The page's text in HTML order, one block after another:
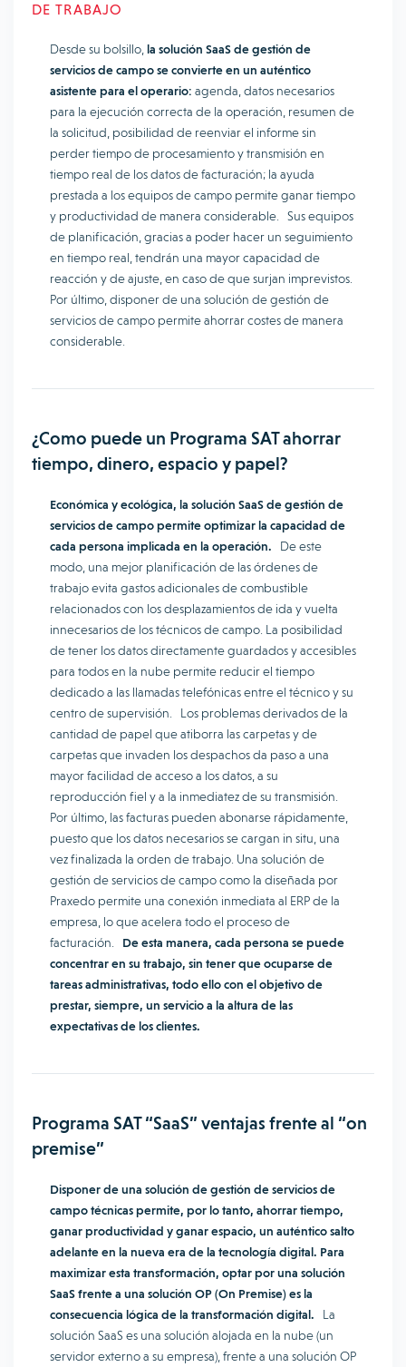
DE TRABAJO
Desde su bolsillo, la solución SaaS de gestión de
servicios de campo se convierte en un auténtico
asistente para el operario: agenda, datos necesarios
para la ejecución correcta de la operación, resumen de
la solicitud, posibilidad de reenviar el informe sin
perder tiempo de procesamiento y transmisión en
tiempo real de los datos de facturación; la ayuda
prestada a los equipos de campo permite ganar tiempo
y productividad de manera considerable. Sus equipos
de planificación, gracias a poder hacer un seguimiento
en tiempo real, tendrán una mayor capacidad de
reacción y de ajuste, en caso de que surjan imprevistos.
Por último, disponer de una solución de gestión de
servicios de campo permite ahorrar costes de manera
considerable.
¿Como puede un Programa SAT ahorrar
tiempo, dinero, espacio y papel?
Económica y ecológica, la solución SaaS de gestión de
servicios de campo permite optimizar la capacidad de
cada persona implicada en la operación. De este
modo, una mejor planificación de las órdenes de
trabajo evita gastos adicionales de combustible
relacionados con los desplazamientos de ida y vuelta
innecesarios de los técnicos de campo. La posibilidad
de tener los datos directamente guardados y accesibles
para todos en la nube permite reducir el tiempo
dedicado a las llamadas telefónicas entre el técnico y su
centro de supervisión. Los problemas derivados de la
cantidad de papel que atiborra las carpetas y de
carpetas que invaden los despachos da paso a una
mayor facilidad de acceso a los datos, a su
reproducción fiel y a la inmediatez de su transmisión.
Por último, las facturas pueden abonarse rápidamente,
puesto que los datos necesarios se cargan in situ, una
vez finalizada la orden de trabajo. Una solución de
gestión de servicios de campo como la diseñada por
Praxedo permite una conexión inmediata al ERP de la
empresa, lo que acelera todo el proceso de
facturación. De esta manera, cada persona se puede
concentrar en su trabajo, sin tener que ocuparse de
tareas administrativas, todo ello con el objetivo de
prestar, siempre, un servicio a la altura de las
expectativas de los clientes.
Programa SAT “SaaS” ventajas frente al “on
premise”
Disponer de una solución de gestión de servicios de
campo técnicas permite, por lo tanto, ahorrar tiempo,
ganar productividad y ganar espacio, un auténtico salto
adelante en la nueva era de la tecnología digital. Para
maximizar esta transformación, optar por una solución
SaaS frente a una solución OP (On Premise) es la
consecuencia lógica de la transformación digital. La
solución SaaS es una solución alojada en la nube (un
servidor externo a su empresa), frente a una solución OP